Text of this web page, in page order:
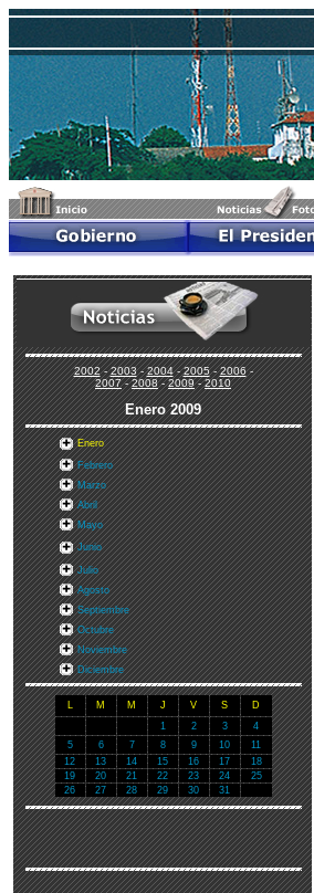
2002-2003-2004-2005-2006-
2007-2008-2009-2010
Enero2009
Enero
Febrero
Marzo
Abril
Mayo
Junio
Julio
Agosto
Septiembre
Octubre
Noviembre
Diciembre
L M M J V S
D
1
2 3
4
5
6 7 8 9 10
11
12
13 14 15 16 17
18
19
20 21 22 23 24
25
26
27 28 29 30 31